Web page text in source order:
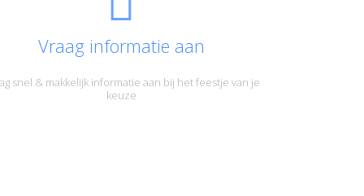
Vraag informatie aan
snel & makkelijk informatie aan bij het feestje van je
keuze